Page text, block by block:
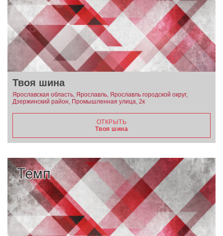
Твоя шина
Ярославская область, Ярославль, Ярославль городской округ,
Дзержинский район, Промышленная улица, 2к
ОТКРЫТЬ
Твоя шина